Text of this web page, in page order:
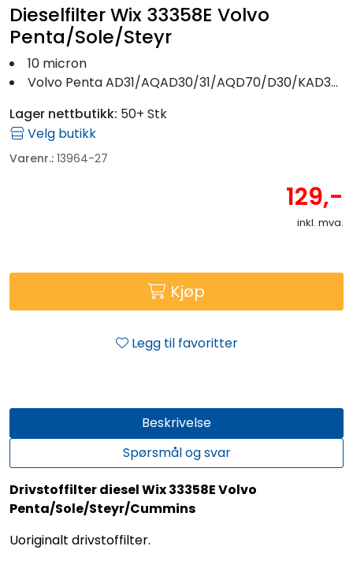
Dieselfilter Wix 33358E Volvo
Penta/Sole/Steyr
10 micron
Volvo Penta AD31/AQAD30/31/AQD70/D30/KAD32/MD/TAMD m.fl.
Lager nettbutikk: 50+ Stk
Velg butikk
Varenr.: 13964-27
129,-
inkl. mva.
Kjøp
Legg til favoritter
Beskrivelse
Spørsmål og svar
Drivstoffilter diesel Wix 33358E Volvo
Penta/Sole/Steyr/Cummins
Uoriginalt drivstoffilter.
Båtpleie/Opplag
Seil
Outlet